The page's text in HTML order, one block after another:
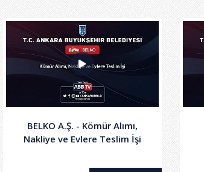
BELKO A.Ş. - Kömür Alımı,
Nakliye ve Evlere Teslim İşi